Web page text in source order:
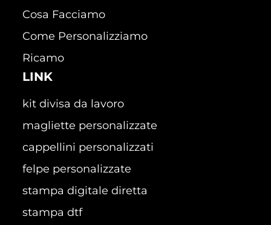
Cosa Facciamo
Come Personalizziamo
Ricamo
LINK
kit divisa da lavoro
magliette personalizzate
cappellini personalizzati
felpe personalizzate
stampa digitale diretta
stampa dtf